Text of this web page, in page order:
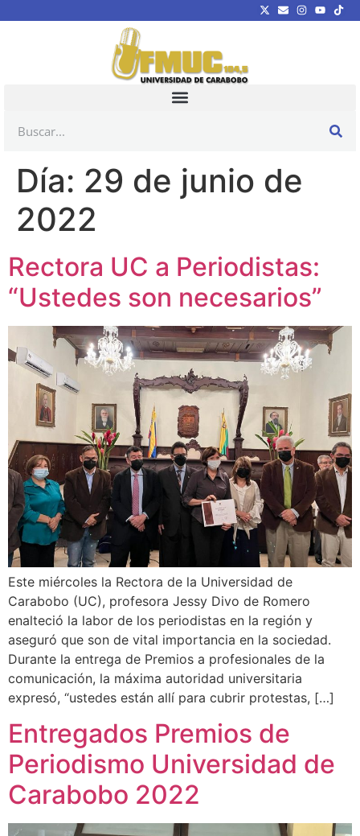
Día: 29 de junio de
2022
Rectora UC a Periodistas:
“Ustedes son necesarios”
Este miércoles la Rectora de la Universidad de
Carabobo (UC), profesora Jessy Divo de Romero
enalteció la labor de los periodistas en la región y
aseguró que son de vital importancia en la sociedad.
Durante la entrega de Premios a profesionales de la
comunicación, la máxima autoridad universitaria
expresó, “ustedes están allí para cubrir protestas, […]
Entregados Premios de
Periodismo Universidad de
Carabobo 2022